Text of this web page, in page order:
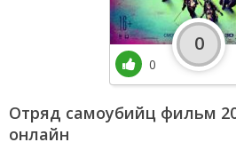
Отряд самоубийц фильм
онлайн
0
0